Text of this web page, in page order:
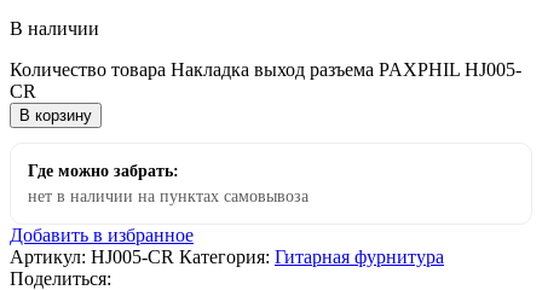
В наличии
Количество товара Накладка выход разъема PAXPHIL HJ005-
CR
В корзину
Где можно забрать:
нет в наличии на пунктах самовывоза
Добавить в избранное
Артикул: HJ005-CR Категория: Гитарная фурнитура
Поделиться: